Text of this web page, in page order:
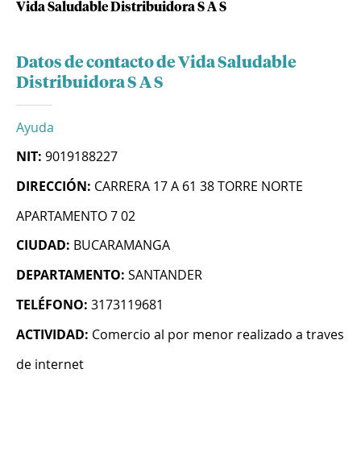
Vida Saludable Distribuidora S A S
Datos de contacto de Vida Saludable
Distribuidora S A S
Ayuda
NIT: 9019188227
DIRECCIÓN: CARRERA 17 A 61 38 TORRE NORTE
APARTAMENTO 7 02
CIUDAD: BUCARAMANGA
DEPARTAMENTO: SANTANDER
TELÉFONO: 3173119681
ACTIVIDAD: Comercio al por menor realizado a traves
de internet